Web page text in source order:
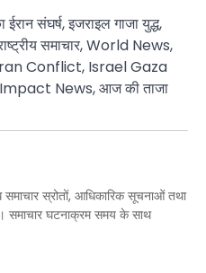
ईरान संघर्ष, इजराइल गाजा युद्ध,
समाचार, World News,
Conflict, Israel Gaza
News, आज की ताजा
समाचार स्रोतों, आधिकारिक सूचनाओं तथा
समाचार घटनाक्रम समय के साथ